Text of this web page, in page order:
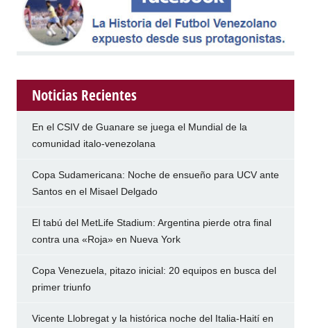
Noticias Recientes
En el CSIV de Guanare se juega el Mundial de la
comunidad italo-venezolana
Copa Sudamericana: Noche de ensueño para UCV ante
Santos en el Misael Delgado
El tabú del MetLife Stadium: Argentina pierde otra final
contra una «Roja» en Nueva York
Copa Venezuela, pitazo inicial: 20 equipos en busca del
primer triunfo
Vicente Llobregat y la histórica noche del Italia-Haití en